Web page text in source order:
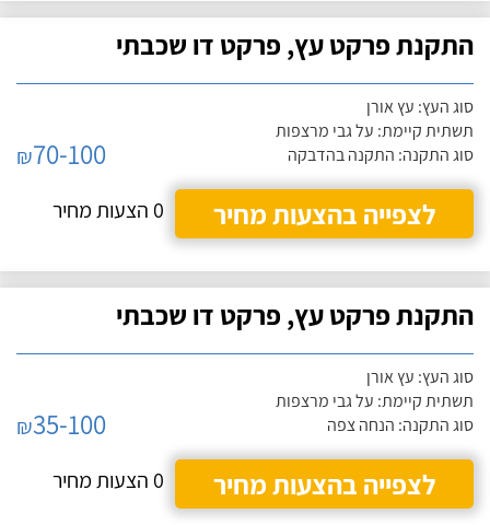
התקנת פרקט עץ, פרקט דו שכבתי
סוג העץ: עץ אורן
תשתית קיימת: על גבי מרצפות
סוג התקנה: התקנה בהדבקה
₪70-100
לצפייה בהצעות מחיר
0 הצעות מחיר
התקנת פרקט עץ, פרקט דו שכבתי
סוג העץ: עץ אורן
תשתית קיימת: על גבי מרצפות
סוג התקנה: הנחה צפה
₪35-100
לצפייה בהצעות מחיר
0 הצעות מחיר